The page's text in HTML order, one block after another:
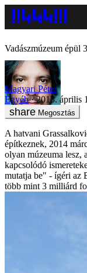
Vadászmúzeum épül
Magyari Péter
Egyéb
2013. április
Megosztás
A hatvani
építkeznek, 2014
olyan múzeuma lesz,
kapcsolódó
mutatja be" - ígéri az
több mint 3 milliárd